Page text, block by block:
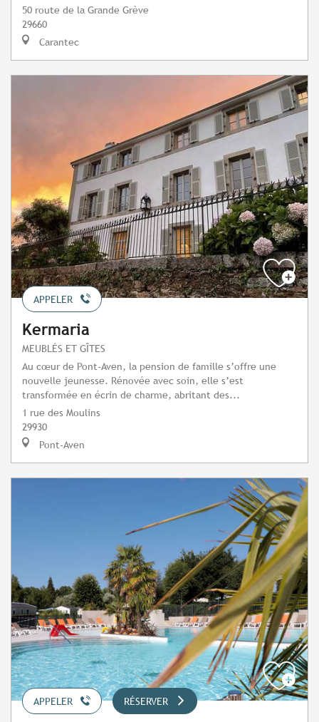
50 route de la Grande Grève
29660
Carantec
APPELER
Kermaria
MEUBLÉS ET GÎTES
Au cœur de Pont-Aven, la pension de famille s’offre une
nouvelle jeunesse. Rénovée avec soin, elle s’est
transformée en écrin de charme, abritant des...
1 rue des Moulins
29930
Pont-Aven
APPELER RÉSERVER